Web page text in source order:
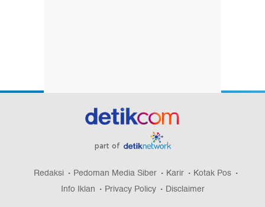
part of
Redaksi Pedoman Media Siber Karir
Kotak Pos
Info Iklan
Privacy Policy Disclaimer